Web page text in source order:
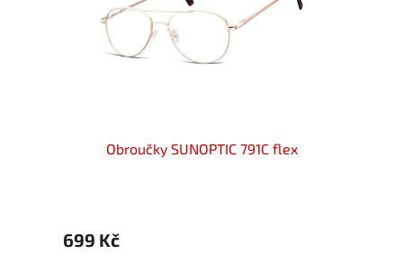
Obroučky SUNOPTIC 791C flex
699 Kč